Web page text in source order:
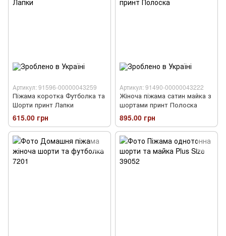
Артикул: 91596-00000043259
Піжама коротка Футболка та
Шорти принт Лапки
615.00 грн
Артикул: 91490-00000043222
Жіноча піжама сатин майка з
шортами принт Полоска
895.00 грн